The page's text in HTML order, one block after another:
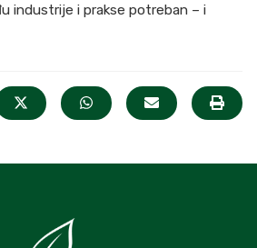
industrije i prakse potreban – i